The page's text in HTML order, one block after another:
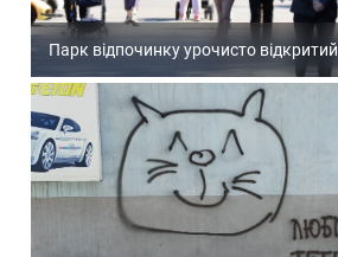
Парк відпочинку урочисто відкритий